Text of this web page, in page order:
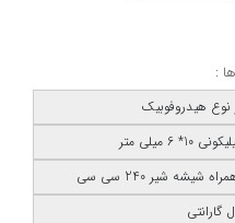
:
نوع هیدروفوبیک
میلی متر